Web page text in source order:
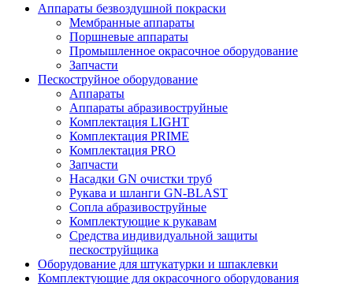
Аппараты безвоздушной покраски
Мембранные аппараты
Поршневые аппараты
Промышленное окрасочное оборудование
Запчасти
Пескоструйное оборудование
Аппараты
Аппараты абразивоструйные
Комплектация LIGHT
Комплектация PRIME
Комплектация PRO
Запчасти
Насадки GN очистки труб
Рукава и шланги GN-BLAST
Сопла абразивоструйные
Комплектующие к рукавам
Средства индивидуальной защиты
пескоструйщика
Оборудование для штукатурки и шпаклевки
Комплектующие для окрасочного оборудования